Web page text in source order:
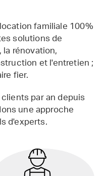
familiale 100%
solutions de
rénovation,
et l'entretien ;
fier.
par an depuis
une approche
d'experts.